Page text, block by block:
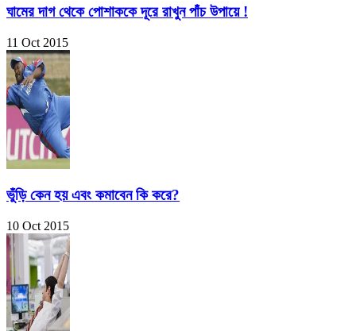
ঘামের দাগ থেকে পোশাককে দূরে রাখুন পাঁচ উপায়ে !
11 Oct 2015
ভুঁড়ি কেন হয় এবং কমাবেন কি করে?
10 Oct 2015